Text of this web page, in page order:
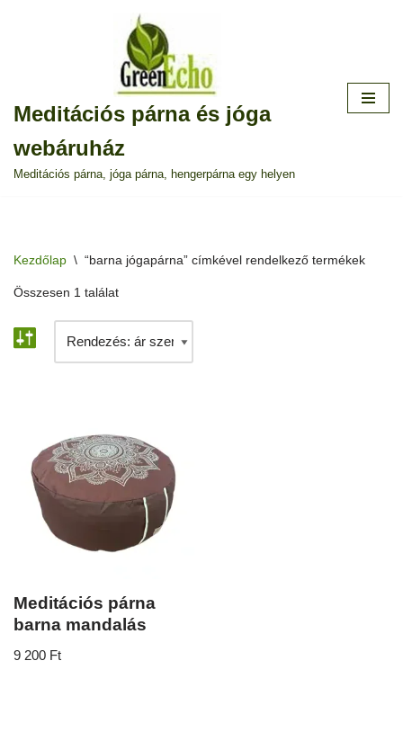
Meditációs párna és jóga
webáruház
Meditációs párna, jóga párna, hengerpárna egy helyen
Kezdőlap \ “barna jógapárna” címkével rendelkező termékek
Összesen 1 találat
Meditációs párna
barna mandalás
9 200 Ft